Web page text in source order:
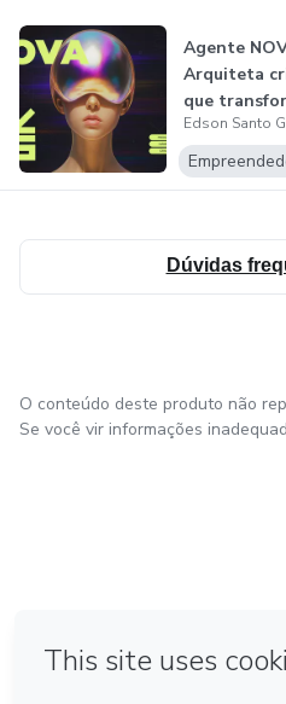
Agente
Arquiteta
que
sinais em
Dúvidas
O conteúdo deste produto não
Se você vir informações
Feito com ❤ em Bogotá